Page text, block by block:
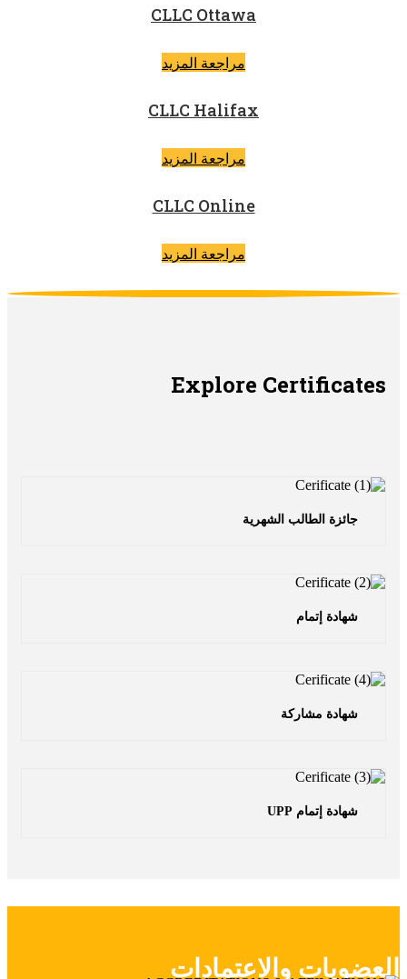
CLLC Ottawa
مراجعة المزيد
CLLC Halifax
مراجعة المزيد
CLLC Online
مراجعة المزيد
Explore
جائزة الطالب الشهرية
شهادة إتمام
شهادة مشاركة
شهادة إتمام UPP
والاعتمادات